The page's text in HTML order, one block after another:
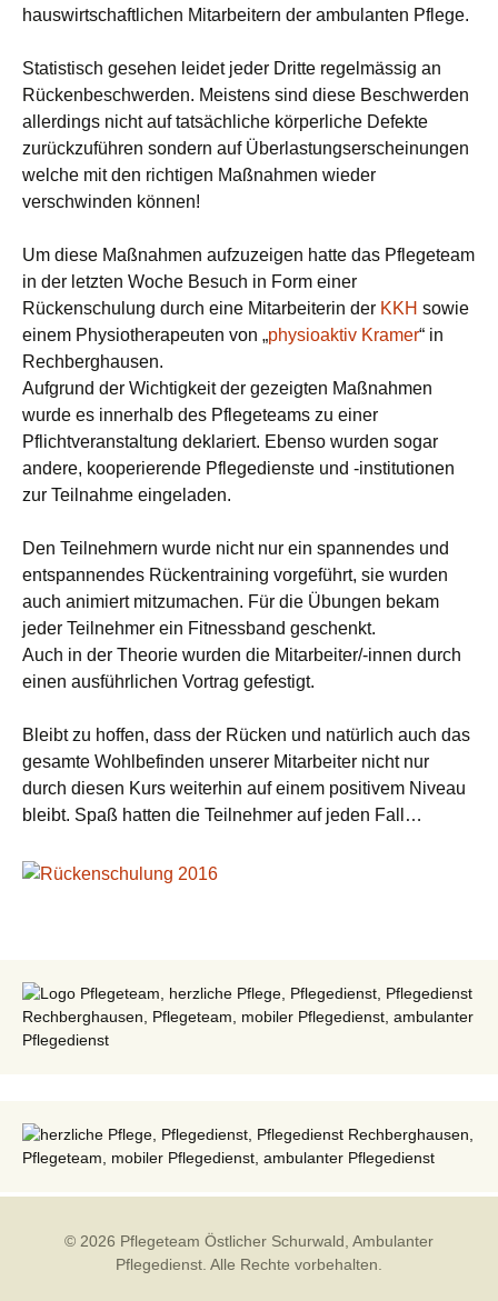
Pflegedienst,Pflegedienst
Rechberghausen
physioaktiv
Physiotherapeut
Rückenkurs,
Rückenschulung,Werbung
hauswirtschaftlichen Mitarbeitern der ambulanten Pflege.
Statistisch gesehen leidet jeder Dritte regelmässig an
Rückenbeschwerden. Meistens sind diese Beschwerden
allerdings nicht auf tatsächliche körperliche Defekte
zurückzuführen sondern auf Überlastungserscheinungen
welche mit den richtigen Maßnahmen wieder
verschwinden können!
Um diese Maßnahmen aufzuzeigen hatte das Pflegeteam
in der letzten Woche Besuch in Form einer
Rückenschulung durch eine Mitarbeiterin der KKH sowie
einem Physiotherapeuten von „physioaktiv Kramer“ in
Rechberghausen.
Aufgrund der Wichtigkeit der gezeigten Maßnahmen
wurde es innerhalb des Pflegeteams zu einer
Pflichtveranstaltung deklariert. Ebenso wurden sogar
andere, kooperierende Pflegedienste und -institutionen
zur Teilnahme eingeladen.
Den Teilnehmern wurde nicht nur ein spannendes und
entspannendes Rückentraining vorgeführt, sie wurden
auch animiert mitzumachen. Für die Übungen bekam
jeder Teilnehmer ein Fitnessband geschenkt.
Auch in der Theorie wurden die Mitarbeiter/-innen durch
einen ausführlichen Vortrag gefestigt.
Bleibt zu hoffen, dass der Rücken und natürlich auch das
gesamte Wohlbefinden unserer Mitarbeiter nicht nur
durch diesen Kurs weiterhin auf einem positivem Niveau
bleibt. Spaß hatten die Teilnehmer auf jeden Fall…
© 2026 Pflegeteam Östlicher Schurwald, Ambulanter
Pflegedienst. Alle Rechte vorbehalten.